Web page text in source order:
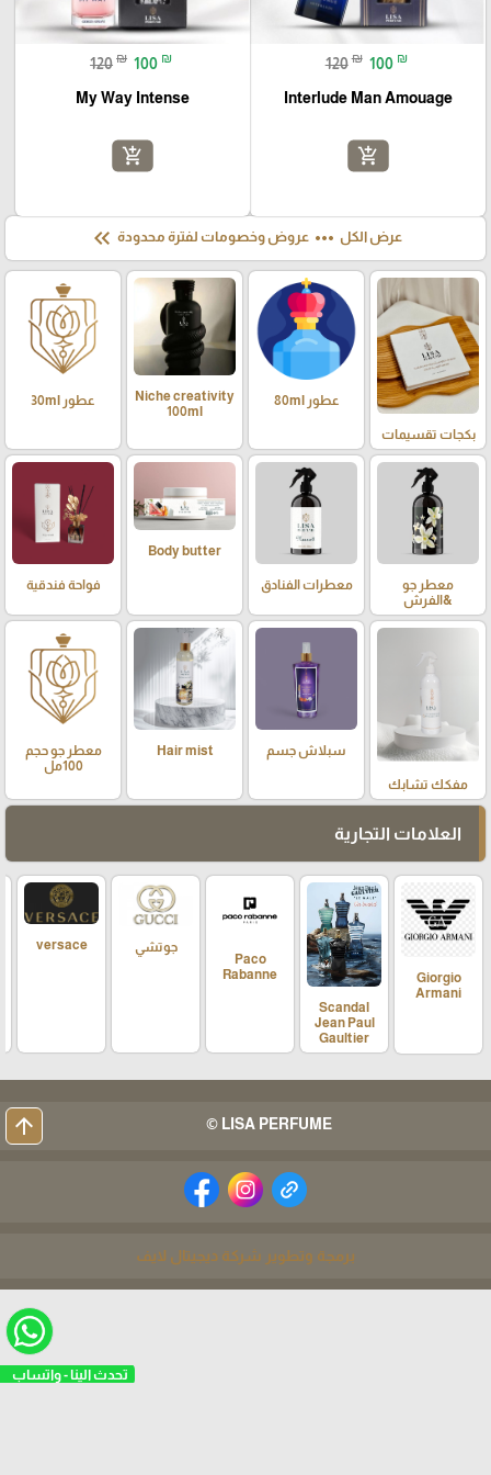
تحدث الينا - واتساب
120 ₪ 100 ₪
Interlude Man Amouage
add_shopping_cart
120 ₪ 100 ₪
My Way Intense
add_shopping_cart
عرض الكل more_horiz عروض وخصومات لفترة محدودة keyboard_double_arrow_left
بكجات تقسيمات
عطور 80ml
Niche creativity
100ml
عطور 30ml
معطر جو
&الفرش
معطرات الفنادق
Body butter
فواحة فندقية
مفكك تشابك
سبلاش جسم Hair mist
معطر جو حجم
100مل
العلامات التجارية
Giorgio
Armani
Scandal
Jean Paul
Gaultier
Paco
Rabanne
جوتشي versace
LISA PERFUME ©
arrow_upward
برمجة وتطوير شركة ديجيتال لايف